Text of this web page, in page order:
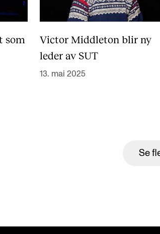
Låne utstyr – lyd,
Konsertopptak
som
Victor Middleton blir ny
leder av SUT
13. mai 2025
Se